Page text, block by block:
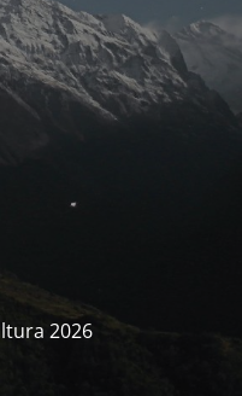
2026